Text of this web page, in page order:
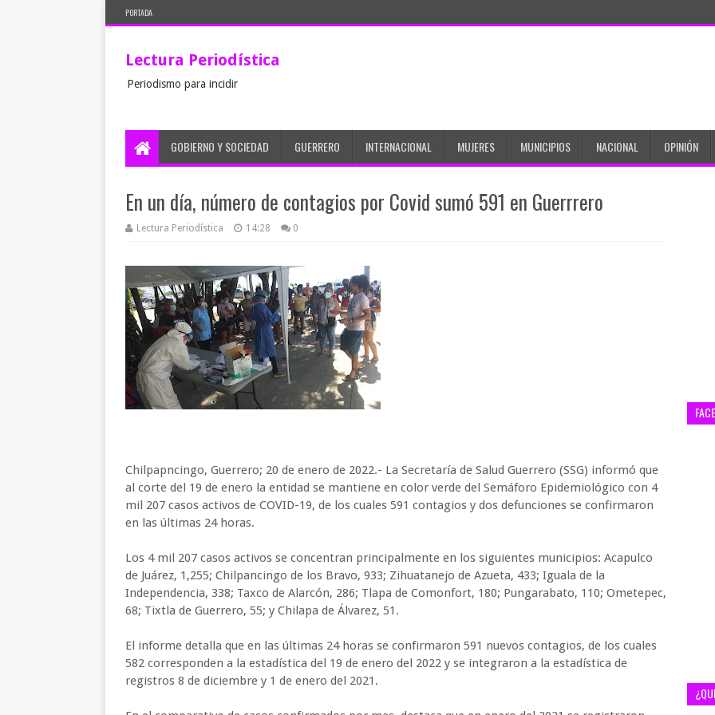
PORTADA
Lectura Periodística
Periodismo para incidir
GOBIERNO Y SOCIEDAD GUERRERO INTERNACIONAL MUJERES MUNICIPIOS NACIONAL OPINIÓN
En un día, número de contagios por Covid sumó 591 en Guerrrero
Lectura Periodística 14:28 0
Chilpapncingo, Guerrero; 20 de enero de 2022.- La Secretaría de Salud Guerrero (SSG) informó que
al corte del 19 de enero la entidad se mantiene en color verde del Semáforo Epidemiológico con 4
mil 207 casos activos de COVID-19, de los cuales 591 contagios y dos defunciones se confirmaron
en las últimas 24 horas.
Los 4 mil 207 casos activos se concentran principalmente en los siguientes municipios: Acapulco
de Juárez, 1,255; Chilpancingo de los Bravo, 933; Zihuatanejo de Azueta, 433; Iguala de la
Independencia, 338; Taxco de Alarcón, 286; Tlapa de Comonfort, 180; Pungarabato, 110; Ometepec,
68; Tixtla de Guerrero, 55; y Chilapa de Álvarez, 51.
El informe detalla que en las últimas 24 horas se confirmaron 591 nuevos contagios, de los cuales
582 corresponden a la estadística del 19 de enero del 2022 y se integraron a la estadística de
registros 8 de diciembre y 1 de enero del 2021.